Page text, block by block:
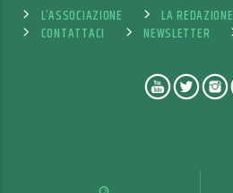
L’ASSOCIAZIONE
LA REDAZIONE
CONTATTACI
NEWSLETTER